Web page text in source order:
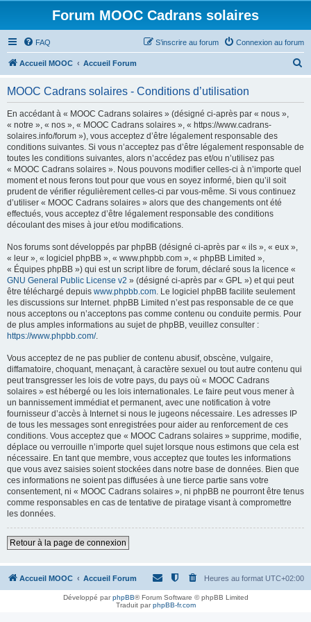
Forum MOOC Cadrans solaires
FAQ Connexion au forum
S’inscrire au forum
Accueil MOOC Accueil Forum
MOOC Cadrans solaires - Conditions d’utilisation
En accédant à « MOOC Cadrans solaires » (désigné ci-après par « nous »,
« notre », « nos », « MOOC Cadrans solaires », « https://www.cadrans-
solaires.info/forum »), vous acceptez d’être légalement responsable des
conditions suivantes. Si vous n’acceptez pas d’être légalement responsable de
toutes les conditions suivantes, alors n’accédez pas et/ou n’utilisez pas
« MOOC Cadrans solaires ». Nous pouvons modifier celles-ci à n’importe quel
moment et nous ferons tout pour que vous en soyez informé, bien qu’il soit
prudent de vérifier régulièrement celles-ci par vous-même. Si vous continuez
d’utiliser « MOOC Cadrans solaires » alors que des changements ont été
effectués, vous acceptez d’être légalement responsable des conditions
découlant des mises à jour et/ou modifications.
Nos forums sont développés par phpBB (désigné ci-après par « ils », « eux »,
« leur », « logiciel phpBB », « www.phpbb.com », « phpBB Limited »,
« Équipes phpBB ») qui est un script libre de forum, déclaré sous la licence «
GNU General Public License v2 » (désigné ci-après par « GPL ») et qui peut
être téléchargé depuis www.phpbb.com. Le logiciel phpBB facilite seulement
les discussions sur Internet. phpBB Limited n’est pas responsable de ce que
nous acceptons ou n’acceptons pas comme contenu ou conduite permis. Pour
de plus amples informations au sujet de phpBB, veuillez consulter :
https://www.phpbb.com/.
Vous acceptez de ne pas publier de contenu abusif, obscène, vulgaire,
diffamatoire, choquant, menaçant, à caractère sexuel ou tout autre contenu qui
peut transgresser les lois de votre pays, du pays où « MOOC Cadrans
solaires » est hébergé ou les lois internationales. Le faire peut vous mener à
un bannissement immédiat et permanent, avec une notification à votre
fournisseur d’accès à Internet si nous le jugeons nécessaire. Les adresses IP
de tous les messages sont enregistrées pour aider au renforcement de ces
conditions. Vous acceptez que « MOOC Cadrans solaires » supprime, modifie,
déplace ou verrouille n’importe quel sujet lorsque nous estimons que cela est
nécessaire. En tant que membre, vous acceptez que toutes les informations
que vous avez saisies soient stockées dans notre base de données. Bien que
ces informations ne soient pas diffusées à une tierce partie sans votre
consentement, ni « MOOC Cadrans solaires », ni phpBB ne pourront être tenus
comme responsables en cas de tentative de piratage visant à compromettre
les données.
Retour à la page de connexion
Accueil MOOC Accueil Forum Heures au format UTC+02:00
Développé parphpBB® Forum Software © phpBB Limited
Traduit parphpBB-fr.com